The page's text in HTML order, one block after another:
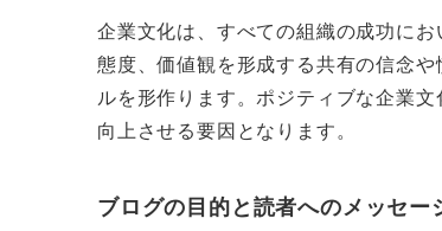
企業文化は、すべての組織の成功に
態度、価値観を形成する共有の信念
ルを形作ります。ポジティブな企業
向上させる要因となります。
ブログの目的と読者へのメッセー